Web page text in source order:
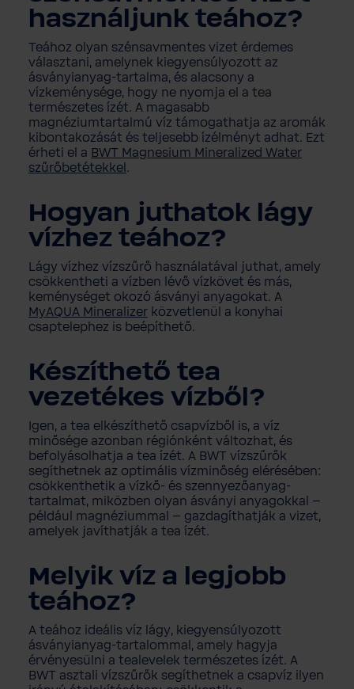
használjunk teához?
Teához olyan szénsavmentes vizet érdemes
választani, amelynek kiegyensúlyozott az
ásványianyag-tartalma, és alacsony a
vízkeménysége, hogy ne nyomja el a tea
természetes ízét. A magasabb
magnéziumtartalmú víz támogathatja az aromák
kibontakozását és teljesebb ízélményt adhat. Ezt
érheti el a BWT Magnesium Mineralized Water
szűrőbetétekkel .
Hogyan juthatok lágy
vízhez teához?
Lágy vízhez vízszűrő használatával juthat, amely
csökkentheti a vízben lévő vízkövet és más,
keménységet okozó ásványi anyagokat. A
MyAQUA Mineralizer közvetlenül a konyhai
csaptelephez is beépíthető.
Készíthető tea
vezetékes vízből?
Igen, a tea elkészíthető csapvízből is, a víz
minősége azonban régiónként változhat, és
befolyásolhatja a tea ízét. A BWT vízszűrők
segíthetnek az optimális vízminőség elérésében:
csökkenthetik a vízkő- és szennyezőanyag-
tartalmat, miközben olyan ásványi anyagokkal –
például magnéziummal – gazdagíthatják a vizet,
amelyek javíthatják a tea ízét.
Melyik víz a legjobb
teához?
A teához ideális víz lágy, kiegyensúlyozott
ásványianyag-tartalommal, amely hagyja
érvényesülni a tealevelek természetes ízét. A
BWT asztali vízszűrők segíthetnek a csapvíz ilyen